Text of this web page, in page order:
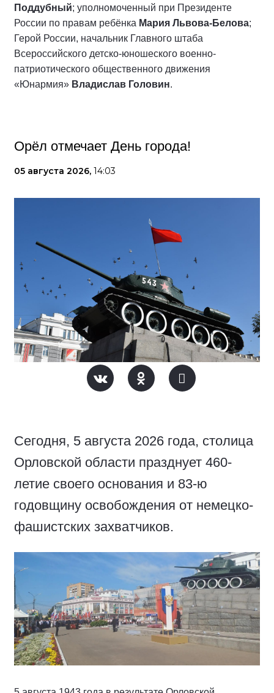
Поддубный; уполномоченный при Президенте
России по правам ребёнка Мария Львова-Белова;
Герой России, начальник Главного штаба
Всероссийского детско-юношеского военно-
патриотического общественного движения
«Юнармия» Владислав Головин.
Орёл отмечает День города!
05 августа 2026, 14:03
Сегодня, 5 августа 2026 года, столица
Орловской области празднует 460-
летие своего основания и 83-ю
годовщину освобождения от немецко-
фашистских захватчиков.